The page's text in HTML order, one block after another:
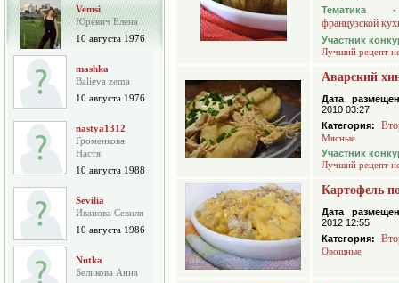
Vemsi
Юревич Елена
10 августа 1976
mashka
Balieva zema
10 августа 1976
nastya1312
Громенкова
Настя
10 августа 1988
Sevilia
Иванова Севиля
10 августа 1986
Nutka
Беликова Анна
французской
Участник
Лучший рецепт
Аварский
Дата
2010 03:27
Категория:
Мясные
Участник
Лучший рецепт
Картофель
Дата
2012 12:55
Категория:
Овощные